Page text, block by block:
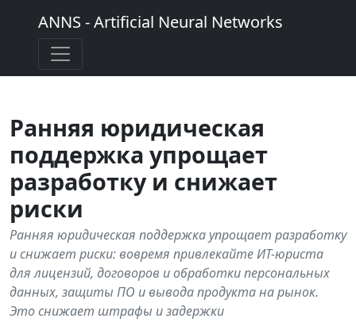
ANNS - Artificial Neural Networks
Ранняя юридическая
поддержка упрощает
разработку и снижает
риски
Ранняя юридическая поддержка упрощает разработку
и снижает риски: вовремя привлекайте ИТ-юриста
для лицензий, договоров и обработки персональных
данных, защиты ПО и вывода продукта на рынок.
Это снижает штрафы и задержки